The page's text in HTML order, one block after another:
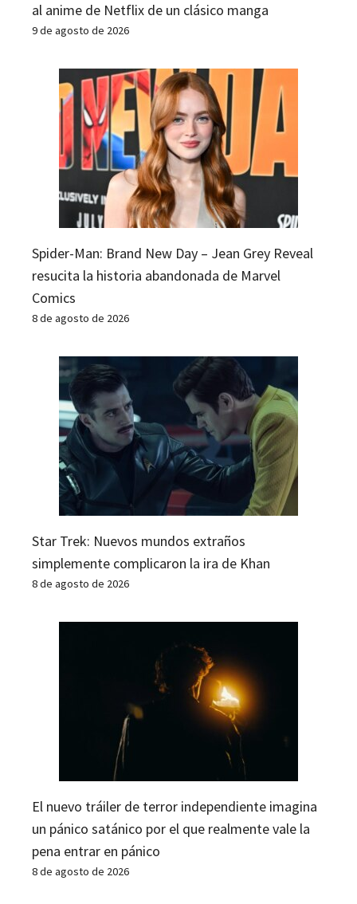
al anime de Netflix de un clásico manga
9 de agosto de 2026
Spider-Man: Brand New Day – Jean Grey Reveal
resucita la historia abandonada de Marvel
Comics
8 de agosto de 2026
Star Trek: Nuevos mundos extraños
simplemente complicaron la ira de Khan
8 de agosto de 2026
El nuevo tráiler de terror independiente imagina
un pánico satánico por el que realmente vale la
pena entrar en pánico
8 de agosto de 2026